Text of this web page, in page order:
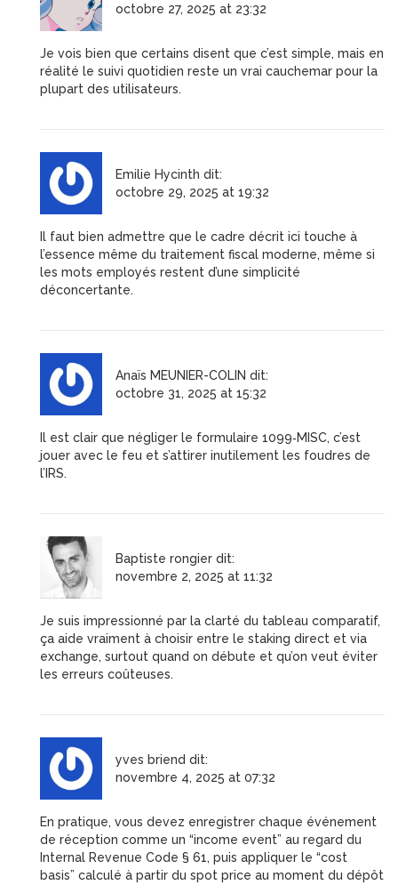
octobre 27, 2025 at 23:32
Je vois bien que certains disent que c’est simple, mais en
réalité le suivi quotidien reste un vrai cauchemar pour la
plupart des utilisateurs.
Emilie Hycinth dit:
octobre 29, 2025 at 19:32
Il faut bien admettre que le cadre décrit ici touche à
l’essence même du traitement fiscal moderne, même si
les mots employés restent d’une simplicité
déconcertante.
Anaïs MEUNIER-COLIN dit:
octobre 31, 2025 at 15:32
Il est clair que négliger le formulaire 1099‑MISC, c’est
jouer avec le feu et s’attirer inutilement les foudres de
l’IRS.
Baptiste rongier dit:
novembre 2, 2025 at 11:32
Je suis impressionné par la clarté du tableau comparatif,
ça aide vraiment à choisir entre le staking direct et via
exchange, surtout quand on débute et qu’on veut éviter
les erreurs coûteuses.
yves briend dit:
novembre 4, 2025 at 07:32
En pratique, vous devez enregistrer chaque événement
de réception comme un “income event” au regard du
Internal Revenue Code § 61, puis appliquer le “cost
basis” calculé à partir du spot price au moment du dépôt